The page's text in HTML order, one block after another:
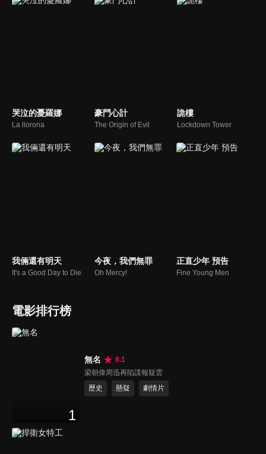
哭泣的憂羅娜
La llorona
豪門心計
The Origin of Evil
詭樓
Lockdown Tower
我倆還有明天
It's a Good Day to Die
今夜，我們無罪
Oh Mercy!
正直少年 預告
Fine Young Men
電影排行榜
1
無名
8.1
梁朝偉周迅再陷諜報疑雲
歷史
懸疑 劇情片